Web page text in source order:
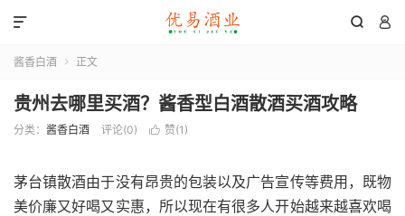
 

酱香白酒  正文
贵州去哪里买酒？酱香型白酒散酒买酒攻略
分类： 酱香白酒 评论(0)  赞(1 )
茅台镇散酒由于没有昂贵的包装以及广告宣传等费用，既物
美价廉又好喝又实惠，所以现在有很多人开始越来越喜欢喝